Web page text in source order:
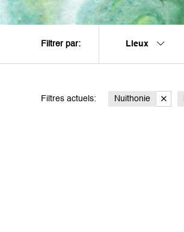
Filtrer par: Lieux
Filtres actuels: Nuithonie